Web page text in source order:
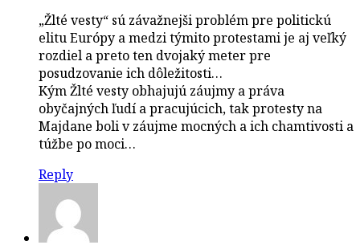
„Žlté vesty“ sú závažnejši problém pre politickú
elitu Európy a medzi týmito protestami je aj veľký
rozdiel a preto ten dvojaký meter pre
posudzovanie ich dôležitosti…
Kým Žlté vesty obhajujú záujmy a práva
obyčajných ľudí a pracujúcich, tak protesty na
Majdane boli v záujme mocných a ich chamtivosti a
túžbe po moci…
Reply